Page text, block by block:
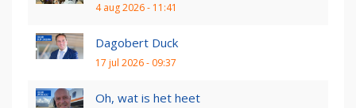
4 aug 2026 - 11:41
Dagobert Duck
17 jul 2026 - 09:37
Oh, wat is het heet